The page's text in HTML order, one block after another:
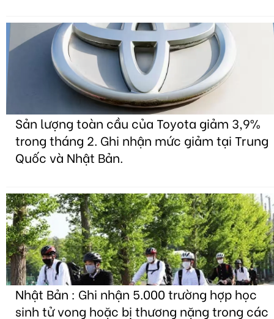
Sản lượng toàn cầu của Toyota giảm 3,9%
trong tháng 2. Ghi nhận mức giảm tại Trung
Quốc và Nhật Bản.
Nhật Bản : Ghi nhận 5.000 trường hợp học
sinh tử vong hoặc bị thương nặng trong các